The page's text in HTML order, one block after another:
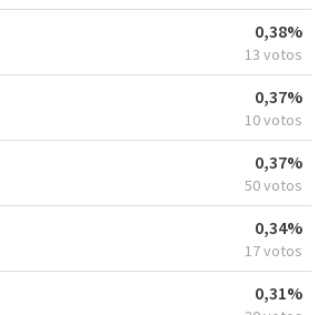
0,38%
13 votos
0,37%
10 votos
0,37%
50 votos
0,34%
17 votos
0,31%